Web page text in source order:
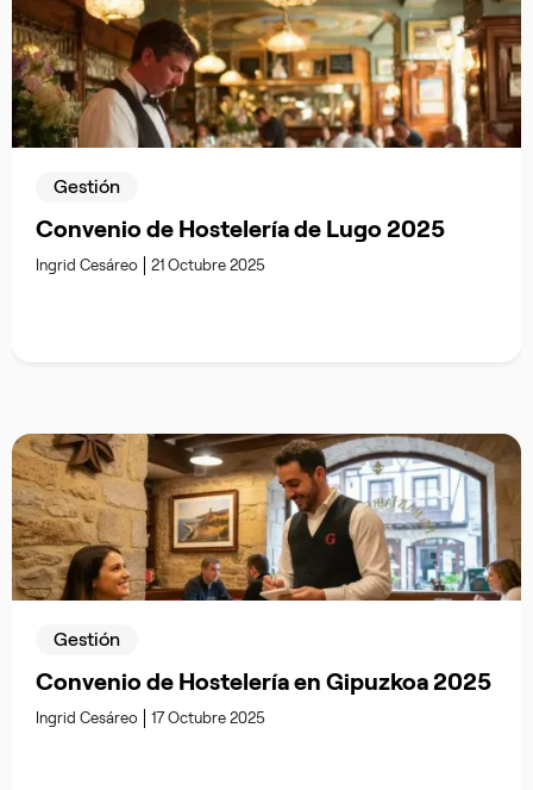
Gestión
Convenio de Hostelería de Lugo 2025
Ingrid Cesáreo 21 Octubre 2025
Gestión
Convenio de Hostelería en Gipuzkoa 2025
Ingrid Cesáreo 17 Octubre 2025